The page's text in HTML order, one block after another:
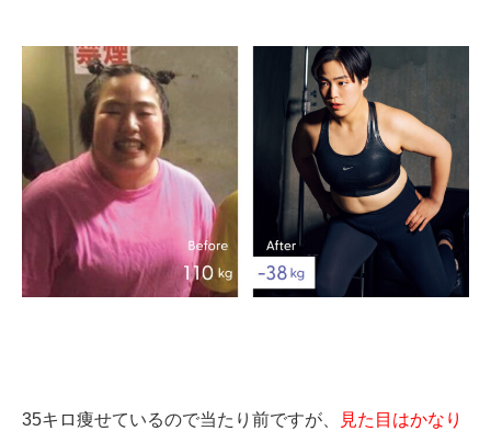
35キロ痩せているので当たり前ですが、
見た目はかなり